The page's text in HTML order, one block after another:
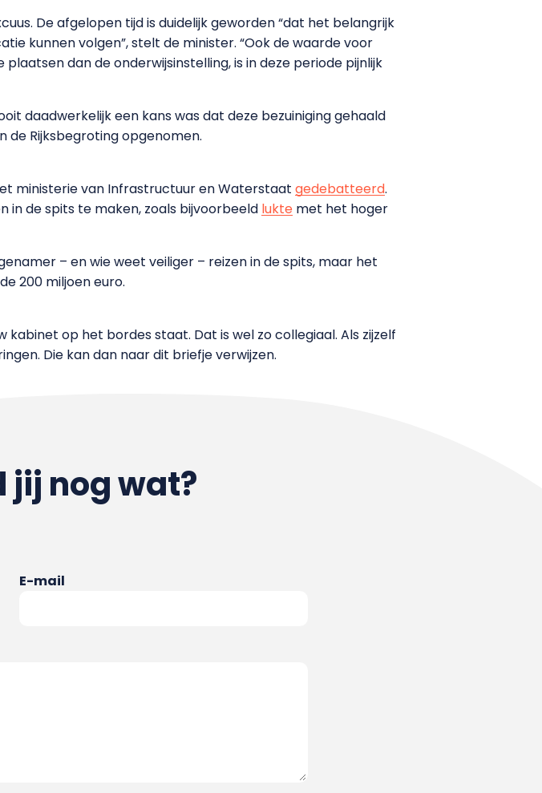
De afgelopen tijd is duidelijk geworden “dat het belangrijk
kunnen volgen”, stelt de minister. “Ook de waarde voor
dan de onderwijsinstelling, is in deze periode pijnlijk
daadwerkelijk een kans was dat deze bezuiniging gehaald
de Rijksbegroting opgenomen.
ministerie van Infrastructuur en Waterstaat gedebatteerd.
de spits te maken, zoals bijvoorbeeld lukte met het hoger
– en wie weet veiliger – reizen in de spits, maar het
200 miljoen euro.
op het bordes staat. Dat is wel zo collegiaal. Als zijzelf
Die kan dan naar dit briefje verwijzen.
jij nog wat?
E-mail